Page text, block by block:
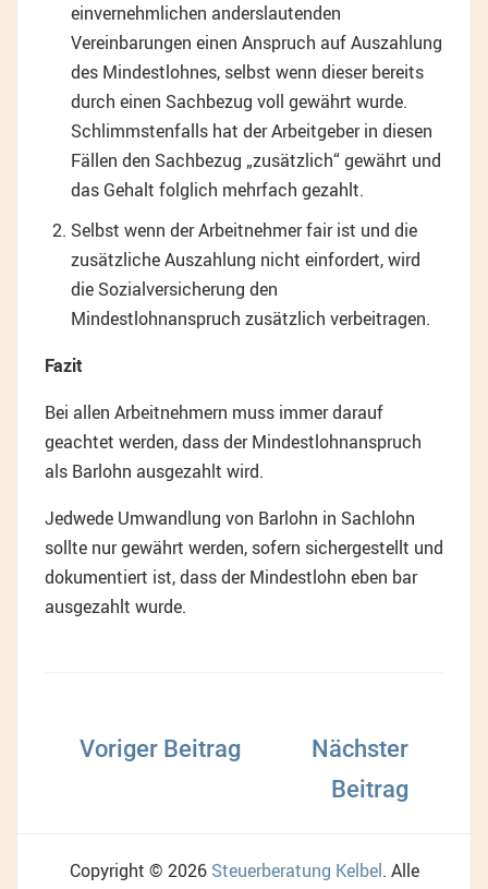
einvernehmlichen anderslautenden
Vereinbarungen einen Anspruch auf Auszahlung
des Mindestlohnes, selbst wenn dieser bereits
durch einen Sachbezug voll gewährt wurde.
Schlimmstenfalls hat der Arbeitgeber in diesen
Fällen den Sachbezug „zusätzlich“ gewährt und
das Gehalt folglich mehrfach gezahlt.
Selbst wenn der Arbeitnehmer fair ist und die
zusätzliche Auszahlung nicht einfordert, wird
die Sozialversicherung den
Mindestlohnanspruch zusätzlich verbeitragen.
Fazit
Bei allen Arbeitnehmern muss immer darauf
geachtet werden, dass der Mindestlohnanspruch
als Barlohn ausgezahlt wird.
Jedwede Umwandlung von Barlohn in Sachlohn
sollte nur gewährt werden, sofern sichergestellt und
dokumentiert ist, dass der Mindestlohn eben bar
ausgezahlt wurde.
Copyright © 2026 Steuerberatung Kelbel. Alle